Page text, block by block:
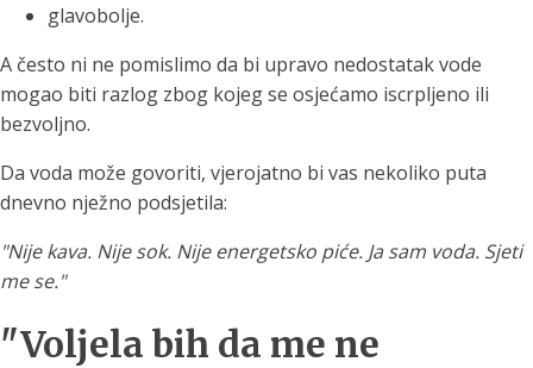
glavobolje.
A često ni ne pomislimo da bi upravo nedostatak vode
mogao biti razlog zbog kojeg se osjećamo iscrpljeno ili
bezvoljno.
Da voda može govoriti, vjerojatno bi vas nekoliko puta
dnevno nježno podsjetila:
"Nije kava. Nije sok. Nije energetsko piće. Ja sam voda. Sjeti
me se."
"Voljela bih da me ne